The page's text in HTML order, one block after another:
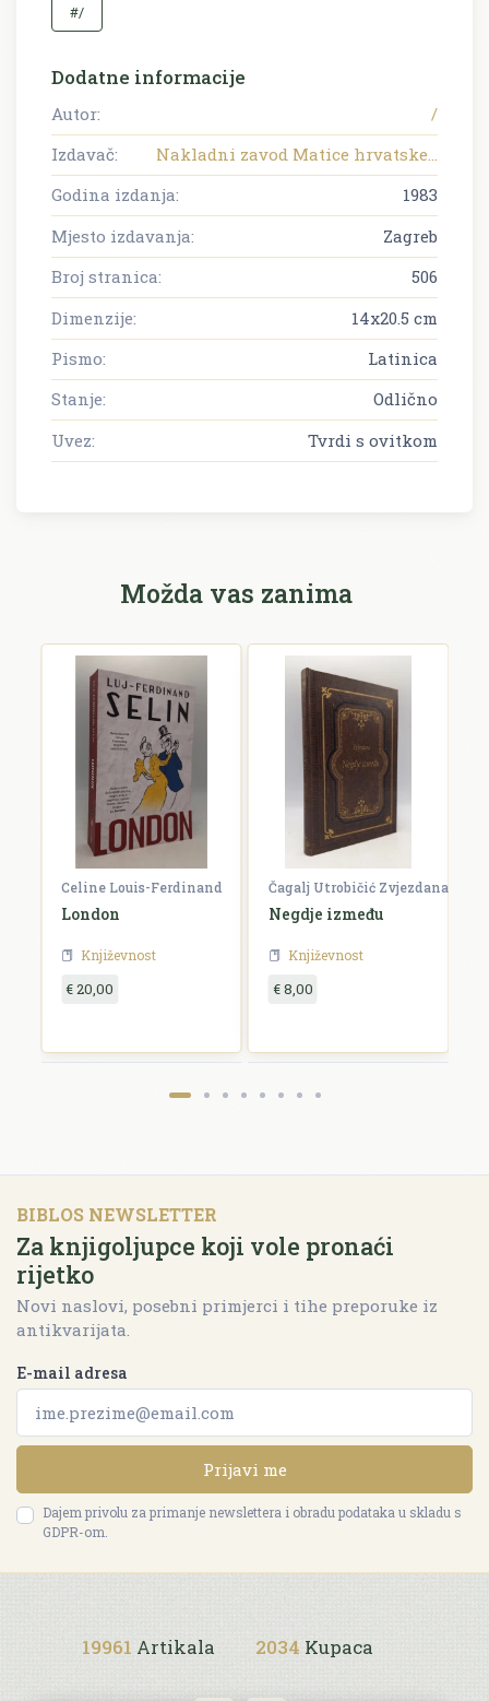
#/
Dodatne informacije
Autor:
/
Izdavač:
Nakladni zavod Matice hrvatske...
Godina izdanja:
1983
Mjesto izdavanja:
Zagreb
Broj stranica:
506
Dimenzije:
14x20.5 cm
Pismo:
Latinica
Stanje:
Odlično
Uvez:
Tvrdi s ovitkom
Možda vas zanima
Celine Louis-Ferdinand
London
Književnost
€ 20,00
Čagalj Utrobičić Zvjezdana
Negdje između
Književnost
€ 8,00
BIBLOS NEWSLETTER
Za knjigoljupce koji vole pronaći
rijetko
Novi naslovi, posebni primjerci i tihe preporuke iz
antikvarijata.
E-mail adresa
Prijavi me
Dajem privolu za primanje newslettera i obradu podataka u skladu s
GDPR-om.
19961 Artikala 2034 Kupaca